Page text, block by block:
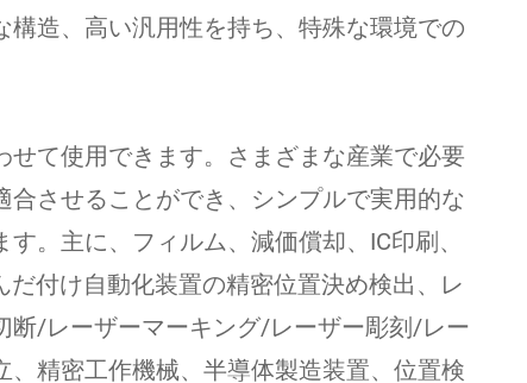
構造、高い汎用性を持ち、特殊な環境での
せて使用​​できます。さまざまな産業で必要
合させることができ、シンプルで実用的な
。主に、フィルム、減価償却、IC印刷、
だ付け自動化装置の精密位置決め検出、レ
断/レーザーマーキング/レーザー彫刻/レー
、精密工作機械、半導体製造装置、位置検